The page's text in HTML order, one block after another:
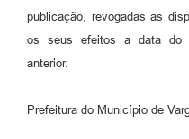
publicação, revogadas as
os seus efeitos a data do
anterior.
Prefeitura do Município de